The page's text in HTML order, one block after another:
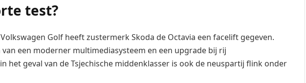
test?
Golf heeft zustermerk Skoda de Octavia een facelift gegeven.
een moderner multimediasysteem en een upgrade bij rij
het geval van de Tsjechische middenklasser is ook de neuspartij flink onder